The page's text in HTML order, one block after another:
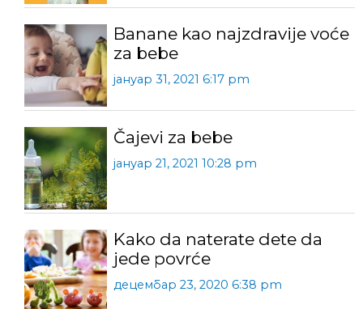
Banane kao najzdravije voće
za bebe
јануар 31, 2021 6:17 pm
Čajevi za bebe
јануар 21, 2021 10:28 pm
Kako da naterate dete da
jede povrće
децембар 23, 2020 6:38 pm